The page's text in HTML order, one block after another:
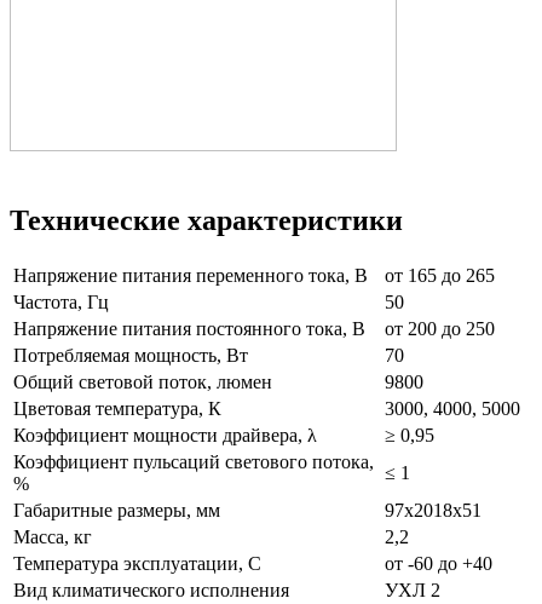
Технические характеристики
Напряжение питания переменного тока, В
от 165 до 265
Частота, Гц
50
Напряжение питания постоянного тока, В
от 200 до 250
Потребляемая мощность, Вт
70
Общий световой поток, люмен
9800
Цветовая температура, К
3000, 4000, 5000
Коэффициент мощности драйвера, λ
≥ 0,95
Коэффициент пульсаций светового потока,
%
≤ 1
Габаритные размеры, мм
97х2018х51
Масса, кг
2,2
Температура эксплуатации, С
от -60 до +40
Вид климатического исполнения
УХЛ 2